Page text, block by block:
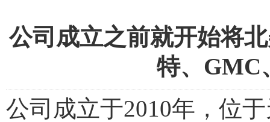
公司成立之前就开始将
特、GMC
公司成立于2010年，位